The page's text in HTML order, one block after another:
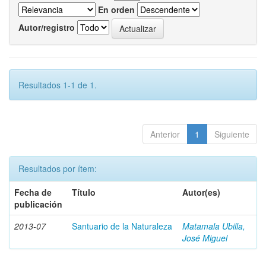
En orden
Autor/registro
Resultados 1-1 de 1.
Anterior 1 Siguiente
Resultados por ítem:
Fecha de
publicación
Título Autor(es)
2013-07 Santuario de la Naturaleza
Matamala Ubilla,
José Miguel